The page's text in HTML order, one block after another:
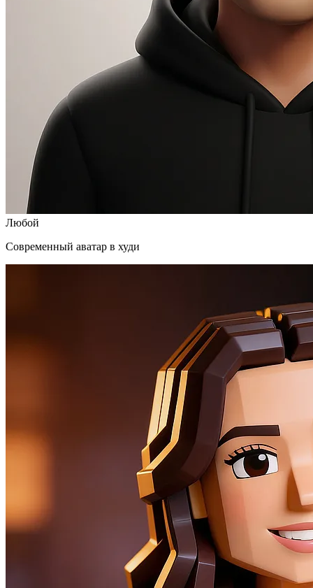
Любой
Современный аватар в худи